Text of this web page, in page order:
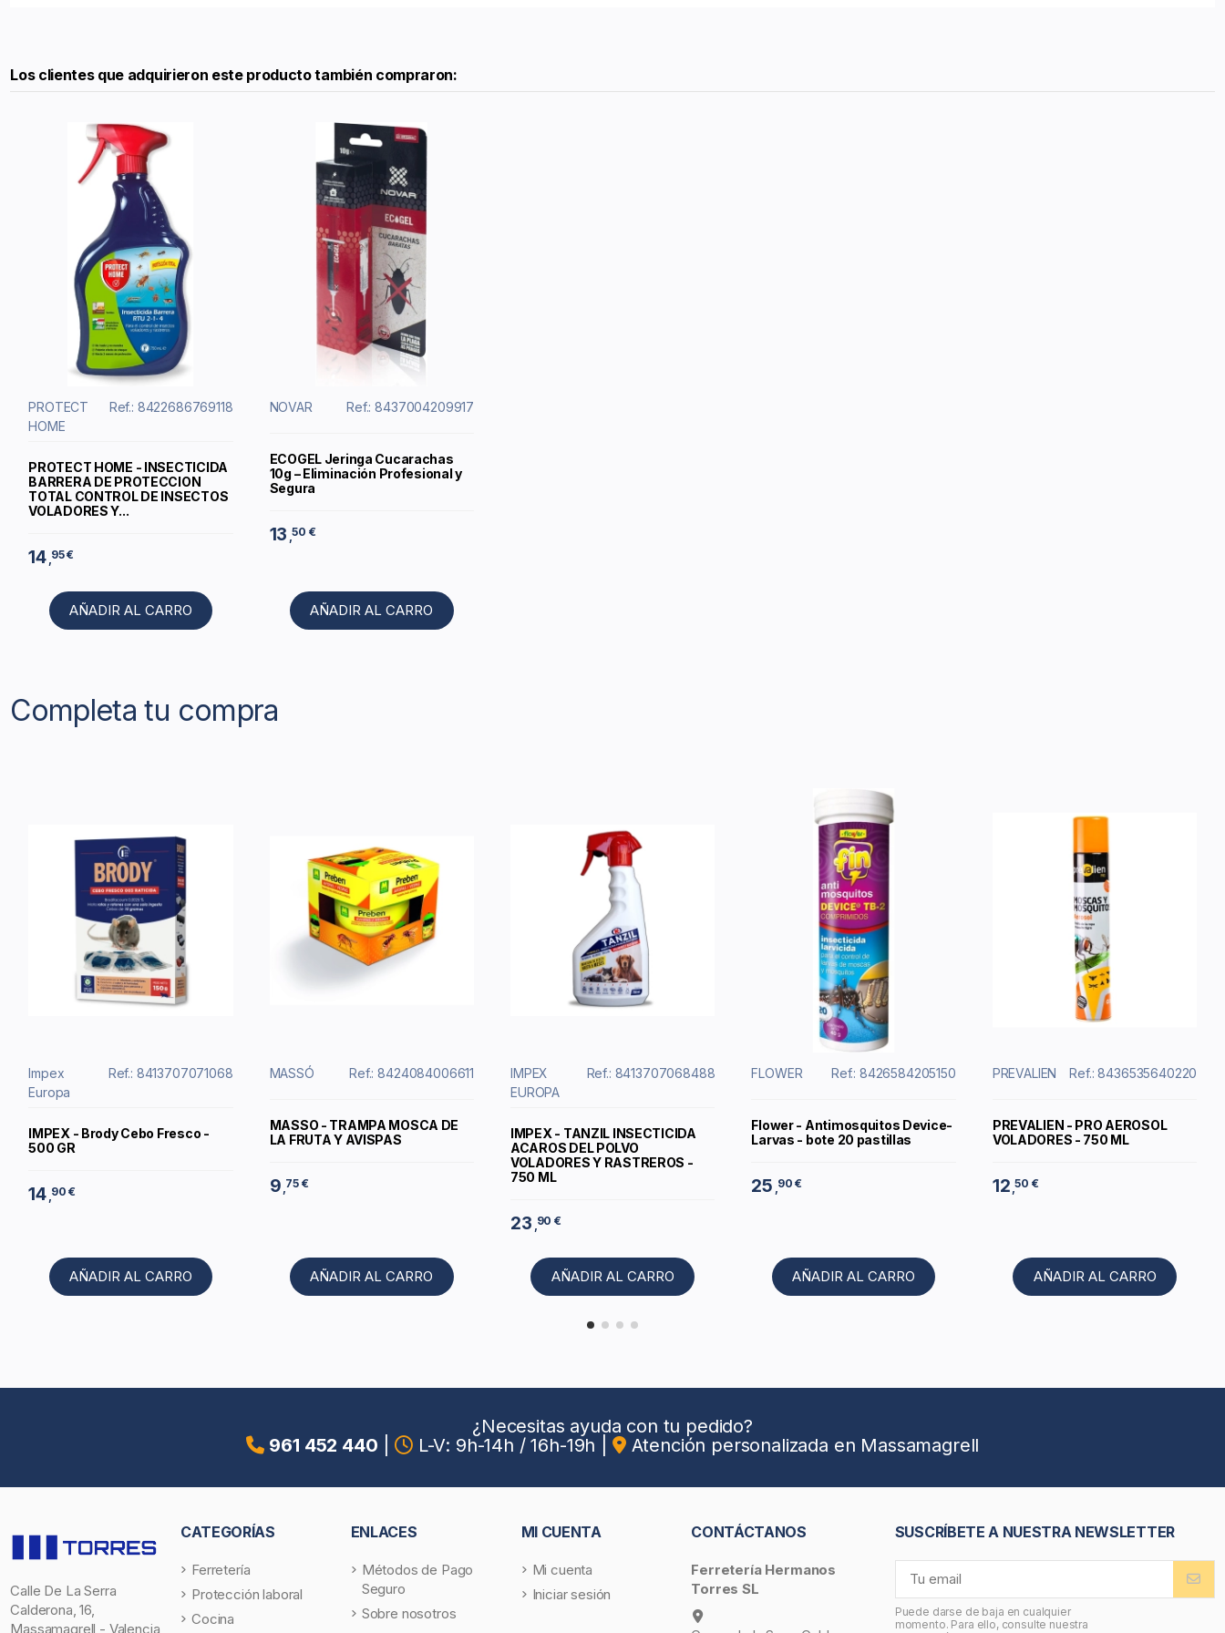
Los clientes que adquirieron este producto también compraron:
PROTECT
HOME
Ref.: 8422686769118
PROTECT HOME - INSECTICIDA
BARRERA DE PROTECCION
TOTAL CONTROL DE INSECTOS
VOLADORES Y...
14 95 €
AÑADIR AL CARRO
NOVAR Ref.: 8437004209917
ECOGEL Jeringa Cucarachas
10g – Eliminación Profesional y
Segura
13 ,50 €
AÑADIR AL CARRO
Completa tu compra
Impex
Europa
Ref.: 8413707071068
IMPEX - Brody Cebo Fresco -
500 GR
14 ,90 €
AÑADIR AL CARRO
MASSÓ Ref.: 8424084006611
MASSO - TRAMPA MOSCA DE
LA FRUTA Y AVISPAS
9 ,75 €
AÑADIR AL CARRO
IMPEX
EUROPA
Ref.: 8413707068488
IMPEX - TANZIL INSECTICIDA
ACAROS DEL POLVO
VOLADORES Y RASTREROS -
750 ML
23 ,90 €
AÑADIR AL CARRO
FLOWER Ref.: 8426584205150
Flower - Antimosquitos Device-
Larvas - bote 20 pastillas
25 ,90 €
AÑADIR AL CARRO
PREVALIEN Ref.: 8436535640220
PREVALIEN - PRO AEROSOL
VOLADORES - 750 ML
12 ,50 €
AÑADIR AL CARRO
¿Necesitas ayuda con tu pedido?
961 452 440
L-V: 9h-14h / 16h-19h Atención personalizada en Massamagrell
Calle De La Serra
Calderona, 16,
Massamagrell - Valencia
CATEGORÍAS
Ferretería
Protección laboral
Cocina
ENLACES
Métodos de Pago
Seguro
Sobre nosotros
MI CUENTA
Mi cuenta
Iniciar sesión
CONTÁCTANOS
Ferretería Hermanos
Torres SL
SUSCRÍBETE A NUESTRA NEWSLETTER
Puede darse de baja en cualquier
momento. Para ello, consulte nuestra